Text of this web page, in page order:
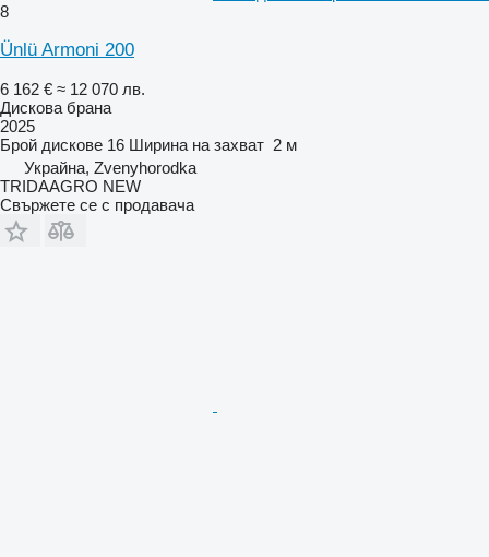
8
Ünlü Armoni 200
6 162 € ≈ 12 070 лв.
Дискова брана
2025
Брой дискове 16 Ширина на захват 2 м
Украйна, Zvenyhorodka
TRIDAAGRO NEW
Свържете се с продавача